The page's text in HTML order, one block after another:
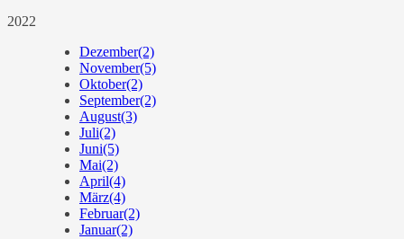
2022
Dezember(2)
November(5)
Oktober(2)
September(2)
August(3)
Juli(2)
Juni(5)
Mai(2)
April(4)
März(4)
Februar(2)
Januar(2)